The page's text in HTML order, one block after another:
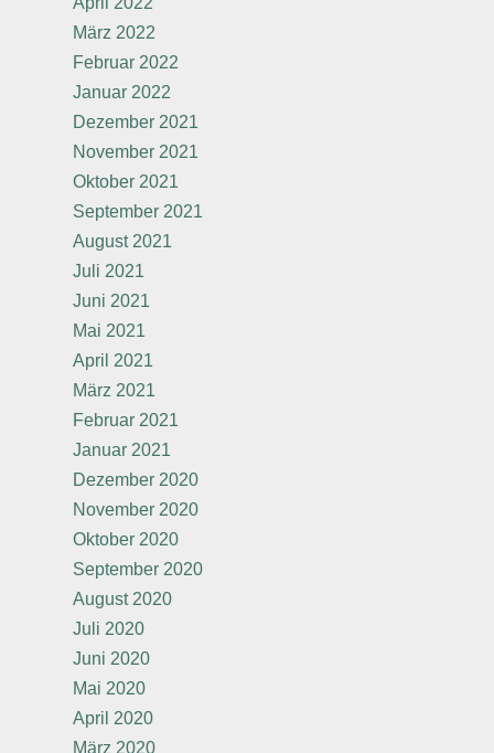
März 2022
Februar 2022
Januar 2022
Dezember 2021
November 2021
Oktober 2021
September 2021
August 2021
Juli 2021
Juni 2021
Mai 2021
April 2021
März 2021
Februar 2021
Januar 2021
Dezember 2020
November 2020
Oktober 2020
September 2020
August 2020
Juli 2020
Juni 2020
Mai 2020
April 2020
März 2020